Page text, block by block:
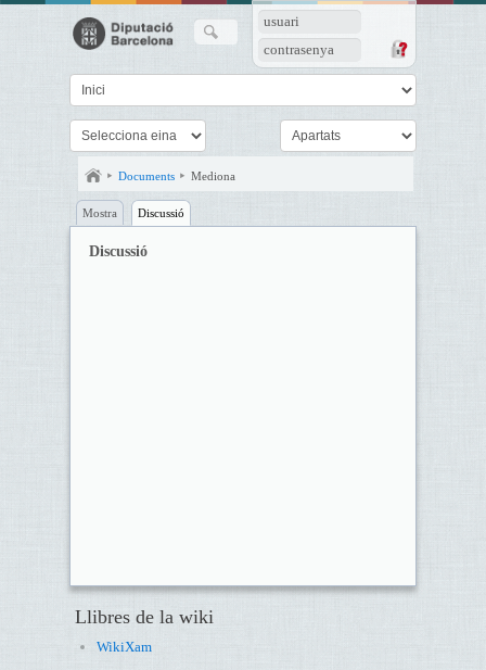
usuari
contrasenya
Documents Mediona
Mostra Discussió
Discussió
Llibres de la wiki
WikiXam